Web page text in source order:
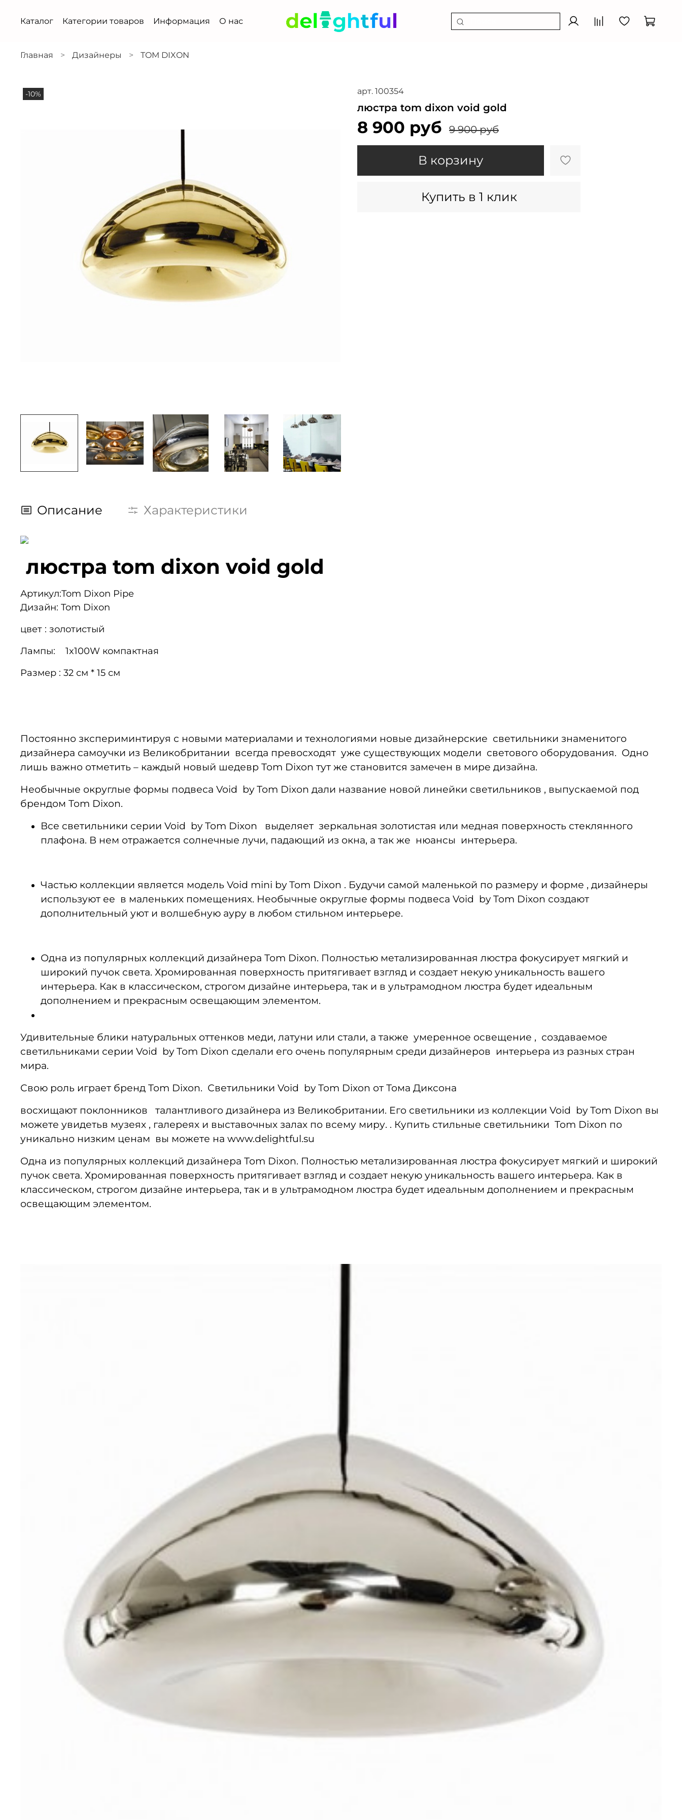
Каталог Категории товаров Информация О нас
Главная Дизайнеры TOM DIXON
-10% арт. 100354
люстра tom dixon void gold
8 900 руб 9 900 руб
В корзину
Купить в 1 клик
Описание Характеристики
люстра tom dixon void gold
Артикул:Tom Dixon Pipe
Дизайн: Tom Dixon
цвет : золотистый
Лампы: 1x100W компактная
Размер : 32 см * 15 см
Постоянно зкспериминтируя с новыми материалами и технологиями новые дизайнерские светильники знаменитого
дизайнера самоучки из Великобритании всегда превосходят уже существующих модели светового оборудования. Одно
лишь важно отметить – каждый новый шедевр Tom Dixon тут же становится замечен в мире дизайна.
Необычные округлые формы подвеса Void by Tom Dixon дали название новой линейки светильников , выпускаемой под
брендом Tom Dixon.
Все светильники серии Void by Tom Dixon выделяет зеркальная золотистая или медная поверхность стеклянного
плафона. В нем отражается солнечные лучи, падающий из окна, а так же нюансы интерьера.
Частью коллекции является модель Void mini by Tom Dixon . Будучи самой маленькой по размеру и форме , дизайнеры
используют ее в маленьких помещениях. Необычные округлые формы подвеса Void by Tom Dixon создают
дополнительный уют и волшебную ауру в любом стильном интерьере.
Одна из популярных коллекций дизайнера Tom Dixon. Полностью метализированная люстра фокусирует мягкий и
широкий пучок света. Хромированная поверхность притягивает взгляд и создает некую уникальность вашего
интерьера. Как в классическом, строгом дизайне интерьера, так и в ультрамодном люстра будет идеальным
дополнением и прекрасным освещающим элементом.
Удивительные блики натуральных оттенков меди, латуни или стали, а также умеренное освещение , создаваемое
светильниками серии Void by Tom Dixon сделали его очень популярным среди дизайнеров интерьера из разных стран
мира.
Свою роль играет бренд Tom Dixon. Светильники Void by Tom Dixon от Тома Диксона
восхищают поклонников талантливого дизайнера из Великобритании. Его светильники из коллекции Void by Tom Dixon вы
можете увидетьв музеях , галереях и выставочных залах по всему миру. . Купить стильные светильники Tom Dixon по
уникально низким ценам вы можете на www.delightful.su
Одна из популярных коллекций дизайнера Tom Dixon. Полностью метализированная люстра фокусирует мягкий и широкий
пучок света. Хромированная поверхность притягивает взгляд и создает некую уникальность вашего интерьера. Как в
классическом, строгом дизайне интерьера, так и в ультрамодном люстра будет идеальным дополнением и прекрасным
освещающим элементом.